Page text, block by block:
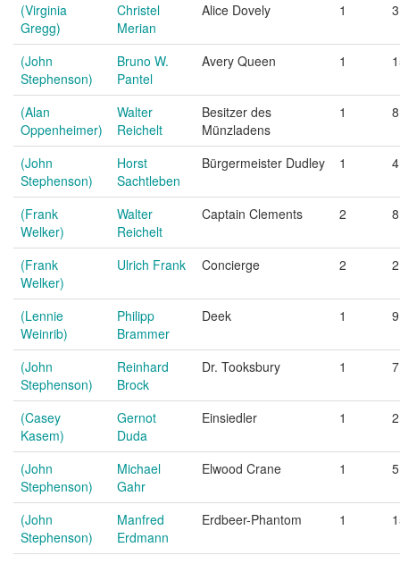
(Virginia
Gregg)
Christel
Merian
Alice Dovely 1 3
(John
Stephenson)
Bruno W.
Pantel
Avery Queen 1
(Alan
Oppenheimer)
Walter
Reichelt
Besitzer des
Münzladens
1 8
(John
Stephenson)
Horst
Sachtleben
Bürgermeister Dudley 1 4
(Frank
Welker)
Walter
Reichelt
Captain Clements 2 8
(Frank
Welker)
Ulrich Frank Concierge 2 2
(Lennie
Weinrib)
Philipp
Brammer
Deek 1 9
(John
Stephenson)
Reinhard
Brock
Dr. Tooksbury 1 7
(Casey
Kasem)
Gernot
Duda
Einsiedler 1 2
(John
Stephenson)
Michael
Gahr
Elwood Crane 1 5
(John
Stephenson)
Manfred
Erdmann
Erdbeer-Phantom 1